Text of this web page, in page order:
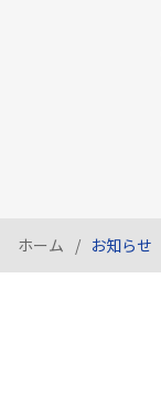
ホーム お知らせ